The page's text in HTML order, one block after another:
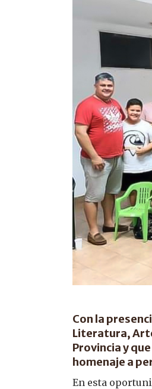
Con la
Literatura,
Provincia y
homenaje a
En esta